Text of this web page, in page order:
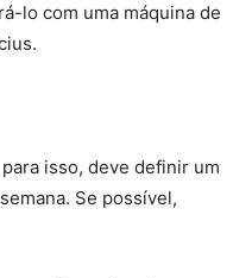
lo com uma máquina de
isso, deve definir um
Se possível,